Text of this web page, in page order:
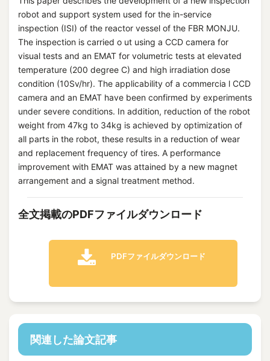
robot and support system used for the in-service
inspection (ISI) of the reactor vessel of the FBR MONJU.
The inspection is carried o ut using a CCD camera for
visual tests and an EMAT for volumetric tests at elevated
temperature (200 degree C) and high irradiation dose
condition (10Sv/hr). The applicability of a commercia l CCD
camera and an EMAT have been confirmed by experiments
under severe conditions. In addition, reduction of the robot
weight from 47kg to 34kg is achieved by optimization of
all parts in the robot, these results in a reduction of wear
and replacement frequency of tires. A performance
improvement with EMAT was attained by a new magnet
arrangement and a signal treatment method.
全文掲載のPDFファイルダウンロード
PDFファイルダウンロード
関連した論文記事